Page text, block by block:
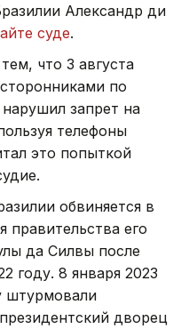
Александр ди
суде.
что 3 августа
по
запрет на
телефоны
это попыткой
обвиняется в
правительства его
да Силвы после
году. 8 января 2023
штурмовали
дворец